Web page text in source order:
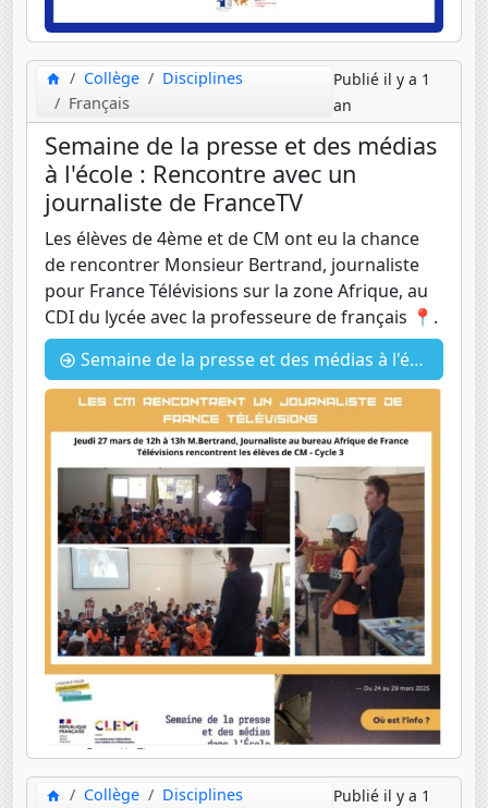
Collège
Disciplines
Français
Publié il y a 1
an
Semaine de la presse et des médias
à l'école : Rencontre avec un
journaliste de FranceTV
Les élèves de 4ème et de CM ont eu la chance
de rencontrer Monsieur Bertrand, journaliste
pour France Télévisions sur la zone Afrique, au
CDI du lycée avec la professeure de français 📍.
Semaine de la presse et des médias à l'école : Rencontre avec un journaliste de FranceTV
Collège
Disciplines
Publié il y a 1